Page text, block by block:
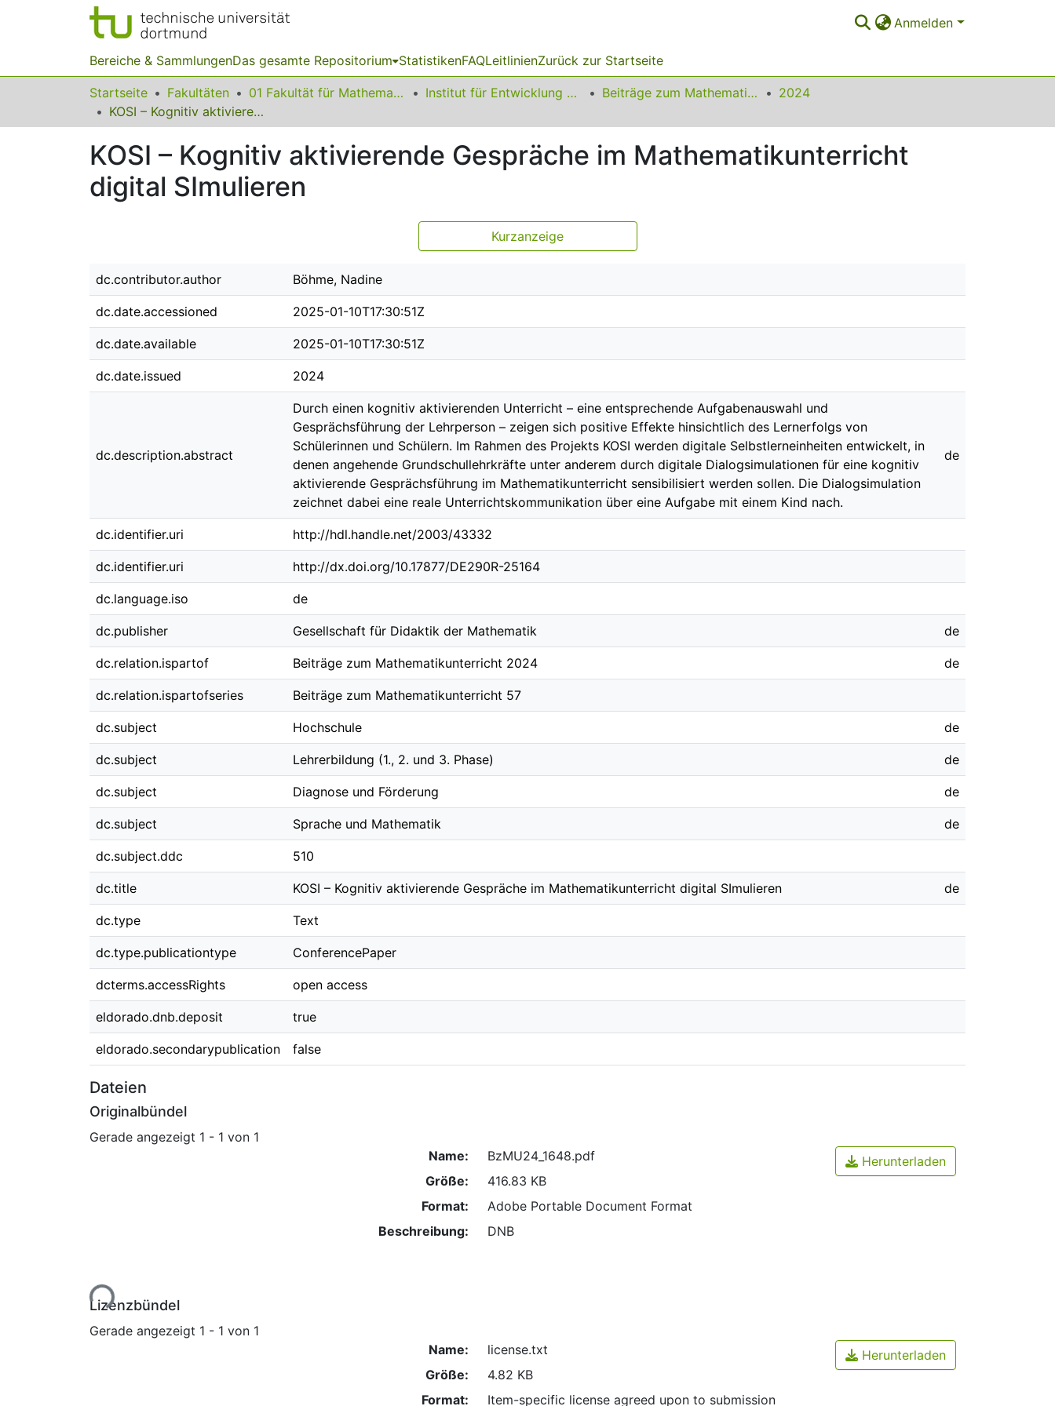
Anmelden
Bereiche & SammlungenDas gesamte Repositorium StatistikenFAQLeitlinienZurück zur Startseite
Startseite Fakultäten 01 Fakultät für Mathematik Institut für Entwicklung und Erforschung des Mathematikunterrichts Beiträge zum Mathematikunterricht
2024
KOSI – Kognitiv aktivierende Gespräche im Mathematikunterricht digital SImulieren
KOSI – Kognitiv aktivierende Gespräche im Mathematikunterricht
digital SImulieren
Kurzanzeige
dc.contributor.author Böhme, Nadine
dc.date.accessioned 2025-01-10T17:30:51Z
dc.date.available 2025-01-10T17:30:51Z
dc.date.issued 2024
dc.description.abstract
Durch einen kognitiv aktivierenden Unterricht – eine entsprechende Aufgabenauswahl und
Gesprächsführung der Lehrperson – zeigen sich positive Effekte hinsichtlich des Lernerfolgs von
Schülerinnen und Schülern. Im Rahmen des Projekts KOSI werden digitale Selbstlerneinheiten entwickelt, in
denen angehende Grundschullehrkräfte unter anderem durch digitale Dialogsimulationen für eine kognitiv
aktivierende Gesprächsführung im Mathematikunterricht sensibilisiert werden sollen. Die Dialogsimulation
zeichnet dabei eine reale Unterrichtskommunikation über eine Aufgabe mit einem Kind nach.
de
dc.identifier.uri http://hdl.handle.net/2003/43332
dc.identifier.uri http://dx.doi.org/10.17877/DE290R-25164
dc.language.iso de
dc.publisher Gesellschaft für Didaktik der Mathematik de
dc.relation.ispartof Beiträge zum Mathematikunterricht 2024 de
dc.relation.ispartofseries Beiträge zum Mathematikunterricht 57
dc.subject Hochschule de
dc.subject Lehrerbildung (1., 2. und 3. Phase) de
dc.subject Diagnose und Förderung de
dc.subject Sprache und Mathematik de
dc.subject.ddc 510
dc.title KOSI – Kognitiv aktivierende Gespräche im Mathematikunterricht digital SImulieren de
dc.type Text
dc.type.publicationtype ConferencePaper
dcterms.accessRights open access
eldorado.dnb.deposit true
eldorado.secondarypublication false
Dateien
Originalbündel
Gerade angezeigt 1 - 1 von 1
Lade...
Name:
BzMU24_1648.pdf
Größe:
416.83 KB
Format:
Adobe Portable Document Format
Beschreibung:
DNB
Herunterladen
Lizenzbündel
Gerade angezeigt 1 - 1 von 1
Name:
license.txt
Größe:
4.82 KB
Format:
Item-specific license agreed upon to submission
Herunterladen